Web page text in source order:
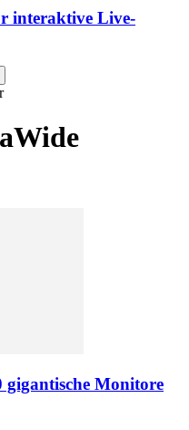
interaktive Live-
Monitore